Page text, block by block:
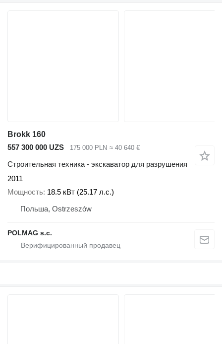
Brokk 160
557 300 000 UZS
175 000 PLN ≈ 40 640 €
Строительная техника - экскаватор для разрушения
2011
Мощность 18.5 кВт (25.17 л.с.)
Польша, Ostrzeszów
POLMAG s.c.